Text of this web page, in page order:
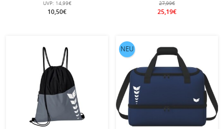
UVP: 14,99€
10,50€
27,99€
25,19€
NEU